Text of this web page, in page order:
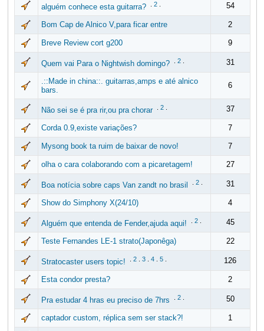
alguém conhece esta guitarra? 2. 54
Bom Cap de Alnico V,para ficar entre 2
Breve Review cort g200 9
Quem vai Para o Nightwish domingo? 2. 31
.::Made in china::. guitarras,amps e até alnico
bars.
6
Não sei se é pra rir,ou pra chorar 2. 37
Corda 0.9,existe variações? 7
Mysong book ta ruim de baixar de novo! 7
olha o cara colaborando com a picaretagem! 27
Boa notícia sobre caps Van zandt no brasil 2. 31
Show do Simphony X(24/10) 4
Alguém que entenda de Fender,ajuda aqui! 2. 45
Teste Fernandes LE-1 strato(Japonêga) 22
Stratocaster users topic! 2. 3. 4. 5. 126
Esta condor presta? 2
Pra estudar 4 hras eu preciso de 7hrs 2. 50
captador custom, réplica sem ser stack?! 1